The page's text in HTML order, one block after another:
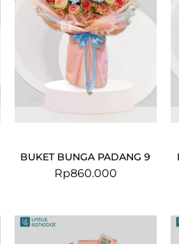
BUKET BUNGA PADANG 9
Rp860.000